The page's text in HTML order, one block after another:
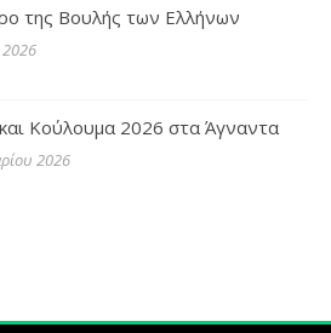
της Βουλής των Ελλήνων
2026
Κούλουμα 2026 στα Άγναντα
2026